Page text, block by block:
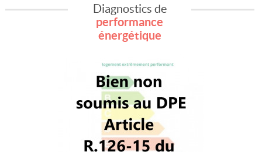
Diagnostics de
performance
énergétique